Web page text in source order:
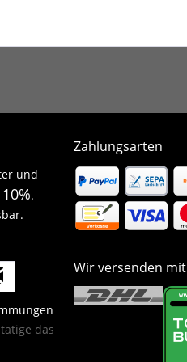
und
10%.
das
Zahlungsarten
Wir versenden mit